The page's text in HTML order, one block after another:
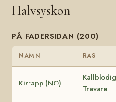
Halvsyskon
PÅ FADERSIDAN (200)
NAMN RAS
Kirrapp (NO)
Kallblodig
Travare